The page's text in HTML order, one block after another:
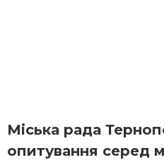
Міська рада
опитування серед